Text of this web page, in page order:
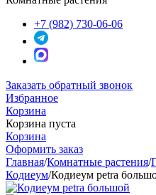
+7 (982) 730-06-06
Заказать обратный звонок
Избранное
Корзина
Корзина пуста
Корзина
Оформить заказ
Главная/Комнатные растения/
Кодиеум/Кодиеум petra